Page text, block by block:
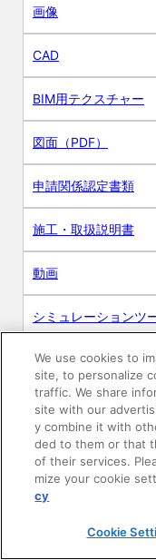
画像
CAD
BIM用テクスチャー
図面（PDF）
申請関係認定書類
施工・取扱説明書
動画
シミュレーションツ
24時間換気システム
簡易設計見積ソフト
R&Dセンター環境測
商品マスター申し込
We use cookies to
site, to personalize
traffic. We share
site with our
y combine it with
ded to them or that
of their services.
mize your cookie
cy
Cookie